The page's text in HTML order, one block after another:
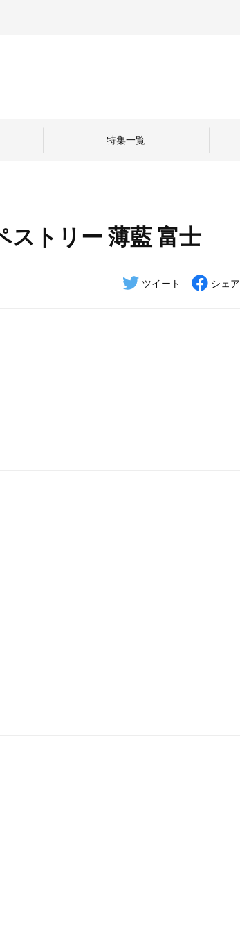
り 日本の暮らし 中川政七商店のひと
特集一覧
ストリー 薄藍 富士
ツイート シェア